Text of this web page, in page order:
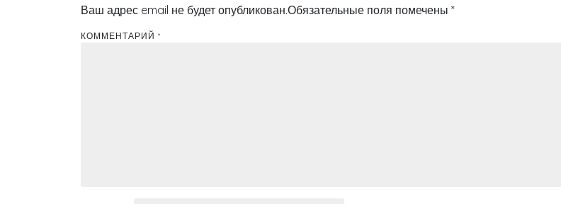
Ваш адрес email не будет опубликован.Обязательные поля помечены *
КОММЕНТАРИЙ *